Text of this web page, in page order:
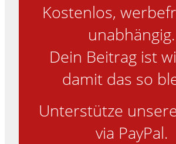
Kostenlos,
unabhängig.
Dein Beitrag ist
damit das so
Unterstütze
via PayPal.